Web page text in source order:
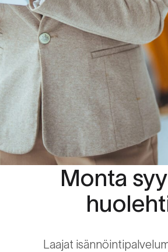
Monta
Laajat